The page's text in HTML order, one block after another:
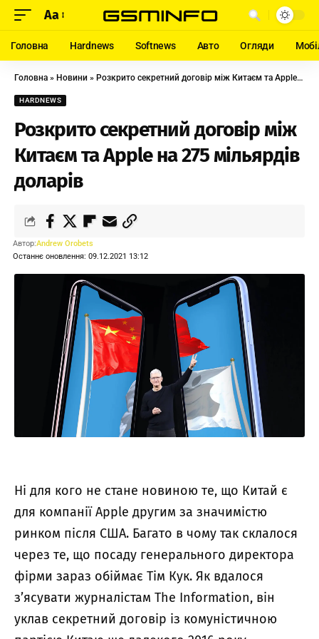
Aa
Головна Hardnews Softnews Авто Огляди
Головна » Новини » Розкрито секретний договір між Китаєм та Apple на 275 мільярдів доларів
HARDNEWS
Розкрито секретний договір між
Китаєм та Apple на 275 мільярдів
доларів
Останнє оновлення: 09.12.2021 13:12
Автор:Andrew Orobets
Ні для кого не стане новиною те, що Китай є
для компанії Apple другим за значимістю
ринком після США. Багато в чому так склалося
через те, що посаду генерального директора
фірми зараз обіймає Тім Кук. Як вдалося
з’ясувати журналістам The Information, він
уклав секретний договір із комуністичною